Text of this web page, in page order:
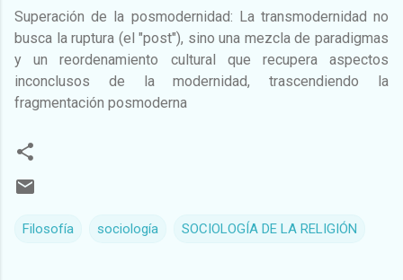
Superación de la posmodernidad: La transmodernidad no
busca la ruptura (el "post"), sino una mezcla de paradigmas
y un reordenamiento cultural que recupera aspectos
inconclusos de la modernidad, trascendiendo la
fragmentación posmoderna
Filosofía sociología SOCIOLOGÍA DE LA RELIGIÓN